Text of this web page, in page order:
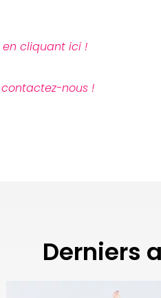
en cliquant ici !
nous !
Derniers